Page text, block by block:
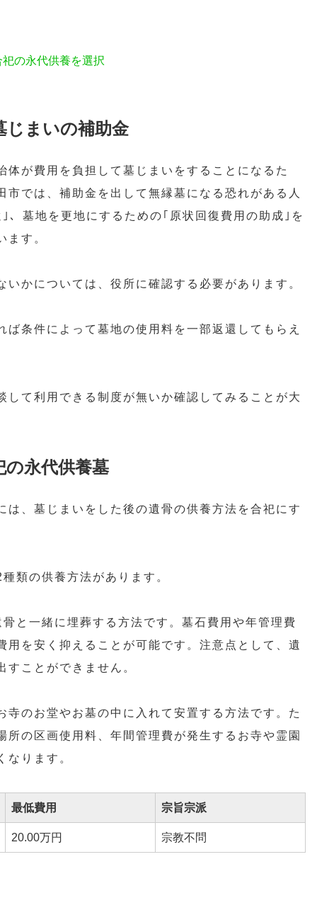
の永代供養を選択
じまいの補助金
体が費用を負担して墓じまいをすることになるた
市では、補助金を出して無縁墓になる恐れがある人
、墓地を更地にするための｢原状回復費用の助成｣を
ます。
かについては、役所に確認する必要があります。
条件によって墓地の使用料を一部返還してもらえ
して利用できる制度が無いか確認してみることが大
の永代供養墓
は、墓じまいをした後の遺骨の供養方法を合祀にす
類の供養方法があります。
と一緒に埋葬する方法です。墓石費用や年管理費
用を安く抑えることが可能です。注意点として、遺
ことができません。
寺のお堂やお墓の中に入れて安置する方法です。た
所の区画使用料、年間管理費が発生するお寺や霊園
なります。
最低費用 宗旨宗派
20.00万円 宗教不問